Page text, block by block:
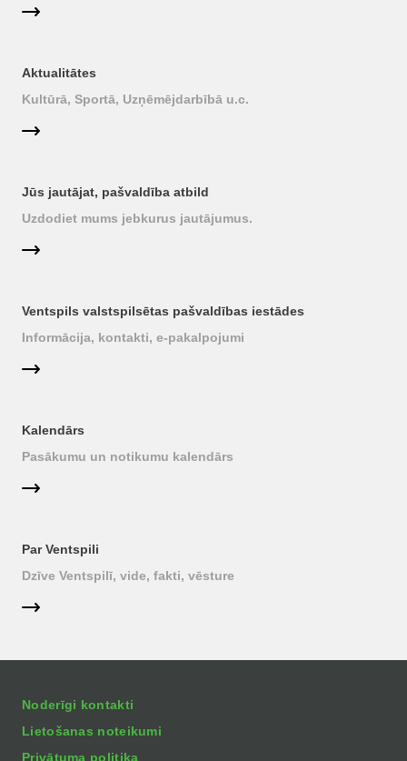
Aktualitātes
Kultūrā, Sportā, Uzņēmējdarbībā u.c.
Jūs jautājat, pašvaldība atbild
Uzdodiet mums jebkurus jautājumus.
Ventspils valstspilsētas pašvaldības iestādes
Informācija, kontakti, e-pakalpojumi
Kalendārs
Pasākumu un notikumu kalendārs
Par Ventspili
Dzīve Ventspilī, vide, fakti, vēsture
Noderīgi kontakti
Lietošanas noteikumi
Privātuma politika